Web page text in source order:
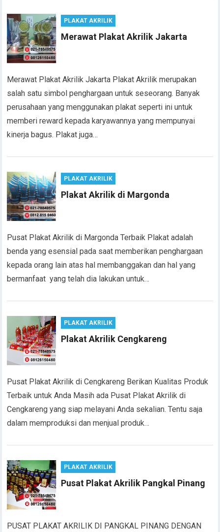
PLAKAT AKRILIK
Merawat Plakat Akrilik Jakarta
Merawat Plakat Akrilik Jakarta Plakat Akrilik merupakan
salah satu simbol penghargaan untuk seseorang. Banyak
perusahaan yang menggunakan plakat seperti ini untuk
memberi reward kepada karyawannya yang mempunyai
kinerja bagus. Plakat juga…
PLAKAT AKRILIK
Plakat Akrilik di Margonda
Pusat Plakat Akrilik di Margonda Terbaik Plakat adalah
benda yang esensial pada saat memberikan penghargaan
kepada orang lain atas hal membanggakan dan hal yang
bermanfaat yang telah dia lakukan untuk…
PLAKAT AKRILIK
Plakat Akrilik Cengkareng
Pusat Plakat Akrilik di Cengkareng Berikan Kualitas Produk
Terbaik untuk Anda Masih ada Pusat Plakat Akrilik di
Cengkareng yang siap melayani Anda sekalian. Tentu saja
dalam memproduksi dan menjual produk…
PLAKAT AKRILIK
Pusat Plakat Akrilik Pangkal Pinang
PUSAT PLAKAT AKRILIK DI PANGKAL PINANG DENGAN